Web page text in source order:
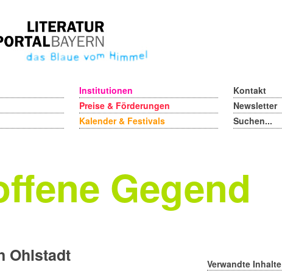
Institutionen
Preise & Förderungen
Kalender & Festivals
Kontakt
Newsletter
Gegend
Ohlstadt
Verwandte Inhalte